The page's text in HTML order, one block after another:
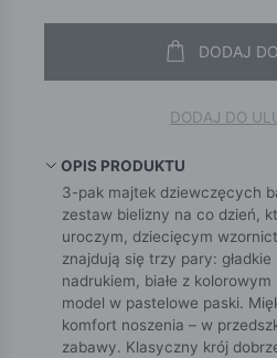
DODAJ
DODAJ DO
OPIS PRODUKTU
3-pak majtek dziewczęcych
zestaw bielizny na co dzień,
uroczym, dziecięcym
znajdują się trzy pary: gładkie
nadrukiem, białe z
model w pastelowe paski.
komfort noszenia – w
zabawy. Klasyczny krój